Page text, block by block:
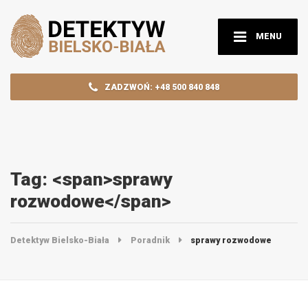
MENU
ZADZWOŃ: +48 500 840 848
Tag: <span>sprawy
rozwodowe</span>
Detektyw Bielsko-Biała Poradnik sprawy rozwodowe